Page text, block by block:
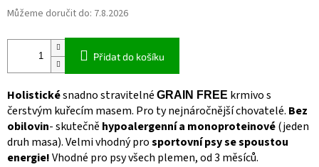
Můžeme doručit do: 7.8.2026
Přidat do košíku
Holistickésnadno stravitelné GRAIN FREE krmivo s
čerstvým kuřecím masem. Pro ty nejnáročnější chovatelé. Bez
obilovin- skutečně hypoalergenní a monoproteinové(jeden
druh masa). Velmi vhodný prosportovní psy se spoustou
energie!Vhodné pro psy všech plemen, od 3 měsíců.